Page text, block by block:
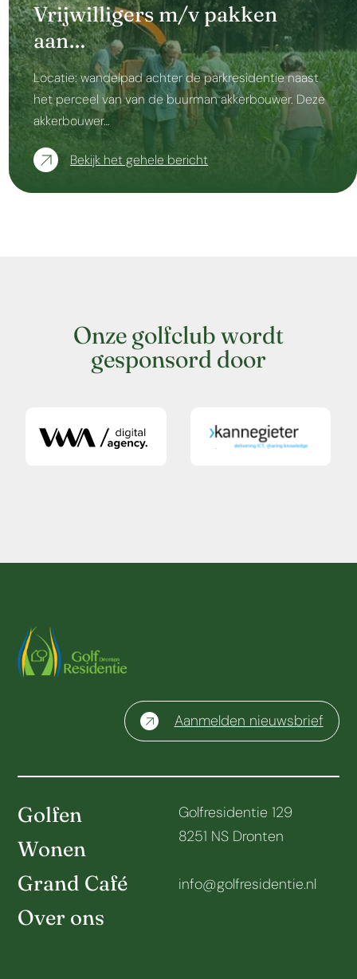
Vrijwilligers m/v pakken
aan…
Locatie: wandelpad achter de parkresidentie naast
het perceel van van de buurman akkerbouwer. Deze
akkerbouwer…
Bekijk het gehele bericht
Onze golfclub wordt
gesponsord door
Aanmelden nieuwsbrief
Golfen
Wonen
Grand Café
Over ons
Golfresidentie 129
8251 NS Dronten
info@golfresidentie.nl